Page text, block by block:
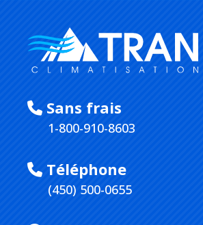
Sans frais
1-800-910-8603
Téléphone
(450) 500-0655